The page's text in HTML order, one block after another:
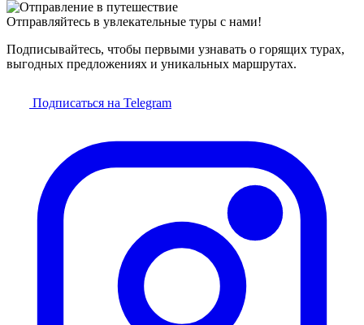
Отправляйтесь в увлекательные туры с нами!
Подписывайтесь, чтобы первыми узнавать о горящих турах,
выгодных предложениях и уникальных маршрутах.
Подписаться на Telegram